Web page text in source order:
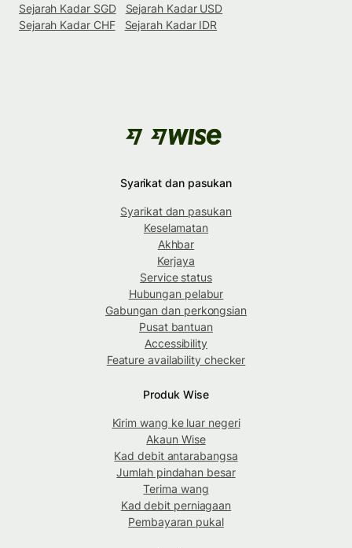
Sejarah Kadar SGD
Sejarah Kadar USD
Sejarah Kadar CHF
Sejarah Kadar IDR
Syarikat dan pasukan
Syarikat dan pasukan
Keselamatan
Akhbar
Kerjaya
Service status
Hubungan pelabur
Gabungan dan perkongsian
Pusat bantuan
Accessibility
Feature availability checker
Produk Wise
Kirim wang ke luar negeri
Akaun Wise
Kad debit antarabangsa
Jumlah pindahan besar
Terima wang
Kad debit perniagaan
Pembayaran pukal